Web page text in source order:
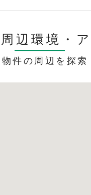
辺環境・
件の周辺を探索